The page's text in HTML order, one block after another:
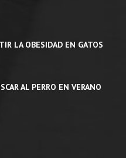
LA OBESIDAD EN GATOS
AL PERRO EN VERANO